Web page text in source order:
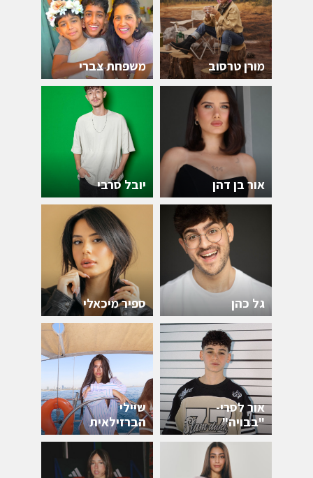
מורן טרסוב משפחת צברי
אור בן דהן יובל סרבי
גל כהן ספיר מיכאלי
אור לסרי-
"בבויה"
שיילי
הברזילאית